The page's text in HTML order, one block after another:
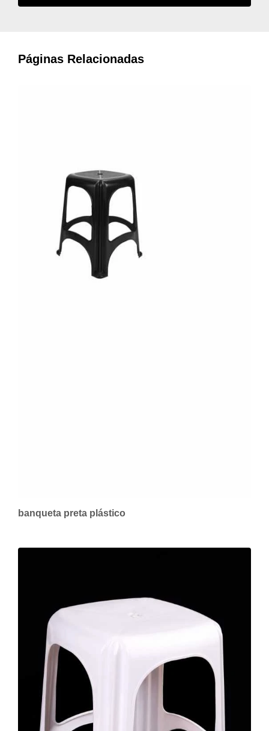
Páginas Relacionadas
banqueta preta plástico